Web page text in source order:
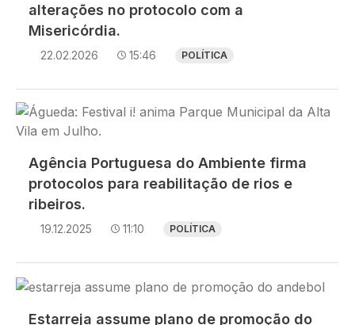
alterações no protocolo com a
Misericórdia.
22.02.2026 15:46 POLÍTICA
Imagem
Agência Portuguesa do Ambiente firma
protocolos para reabilitação de rios e
ribeiros.
19.12.2025 11:10 POLÍTICA
Imagem
Estarreja assume plano de promoção do